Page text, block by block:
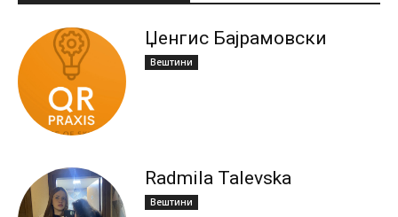
Џенгис Бајрамовски
Вештини
Radmila Talevska
Вештини